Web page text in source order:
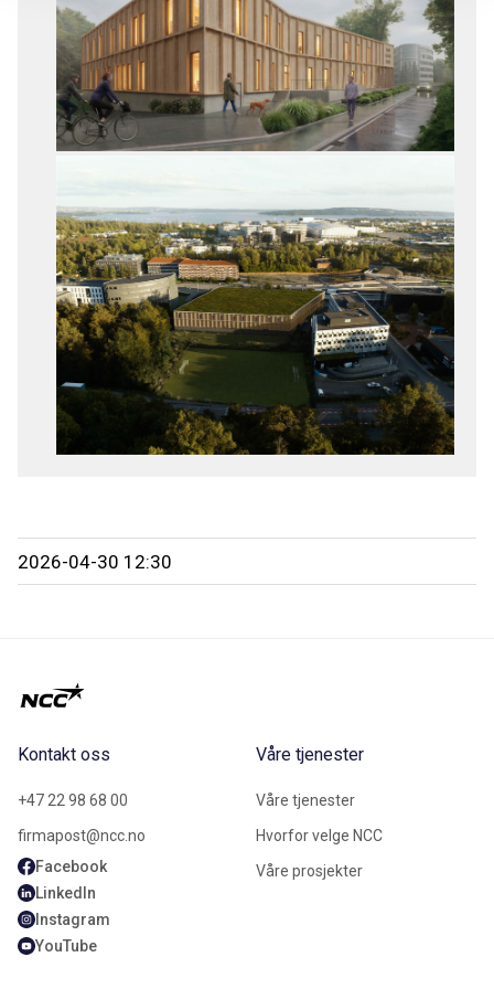
2026-04-30 12:30
Kontakt oss
+47 22 98 68 00
firmapost@ncc.no
Facebook
LinkedIn
Instagram
YouTube
Våre tjenester
Våre tjenester
Hvorfor velge NCC
Våre prosjekter